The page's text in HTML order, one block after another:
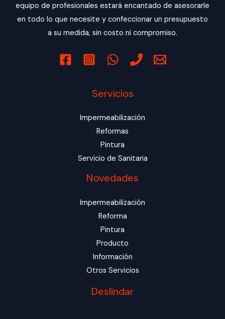
equipo de profesionales estará encantado de asesorarle
en todo lo que necesite y confeccionar un presupuesto
a su medida, sin costo ni compromiso.
Servicios
Impermeabilización
Reformas
Pintura
Servicio de Sanitaria
Novedades
Impermeabilización
Reforma
Pintura
Producto
Información
Otros Servicios
Deslindar